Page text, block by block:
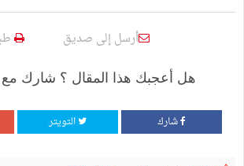
أرسل إلى صديق
هل أعجبك هذا المقال ؟ شارك
شارك التويتر